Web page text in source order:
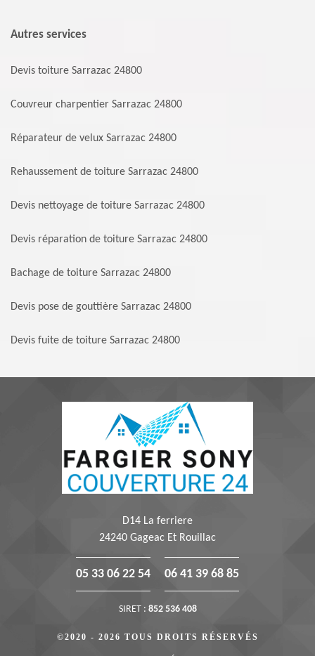
Autres services
Devis toiture Sarrazac 24800
Couvreur charpentier Sarrazac 24800
Réparateur de velux Sarrazac 24800
Rehaussement de toiture Sarrazac 24800
Devis nettoyage de toiture Sarrazac 24800
Devis réparation de toiture Sarrazac 24800
Bachage de toiture Sarrazac 24800
Devis pose de gouttière Sarrazac 24800
Devis fuite de toiture Sarrazac 24800
D14 La ferriere
24240 Gageac Et Rouillac
05 33 06 22 54 06 41 39 68 85
SIRET : 852 536 408
©2020 - 2026 TOUS DROITS RÉSERVÉS